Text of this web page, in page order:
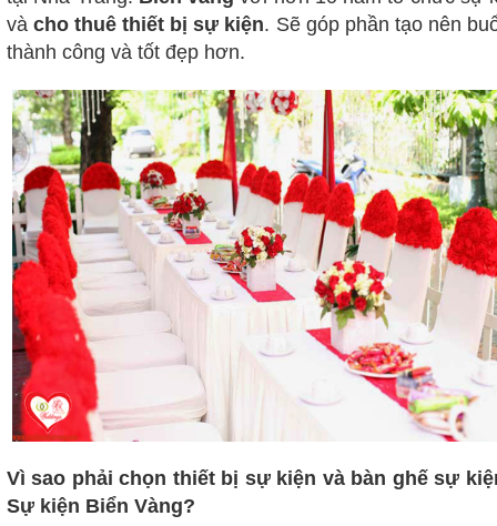
vàcho thuê thiết bị sự kiện. Sẽ góp phần tạo nên
thành công và tốt đẹp hơn.
Vì sao phải chọn thiết bị sự kiện và bàn ghế sự
Sự kiện Biển Vàng?